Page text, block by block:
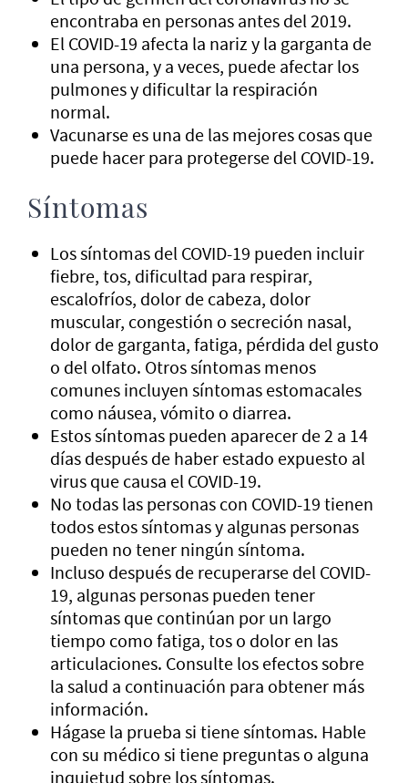
encontraba en personas antes del 2019.
El COVID-19 afecta la nariz y la garganta de
una persona, y a veces, puede afectar los
pulmones y dificultar la respiración
normal.
Vacunarse es una de las mejores cosas que
puede hacer para protegerse del COVID-19.
Síntomas
Los síntomas del COVID-19 pueden incluir
fiebre, tos, dificultad para respirar,
escalofríos, dolor de cabeza, dolor
muscular, congestión o secreción nasal,
dolor de garganta, fatiga, pérdida del gusto
o del olfato. Otros síntomas menos
comunes incluyen síntomas estomacales
como náusea, vómito o diarrea.
Estos síntomas pueden aparecer de 2 a 14
días después de haber estado expuesto al
virus que causa el COVID-19.
No todas las personas con COVID-19 tienen
todos estos síntomas y algunas personas
pueden no tener ningún síntoma.
Incluso después de recuperarse del COVID-
19, algunas personas pueden tener
síntomas que continúan por un largo
tiempo como fatiga, tos o dolor en las
articulaciones. Consulte los efectos sobre
la salud a continuación para obtener más
información.
Hágase la prueba si tiene síntomas. Hable
con su médico si tiene preguntas o alguna
inquietud sobre los síntomas.